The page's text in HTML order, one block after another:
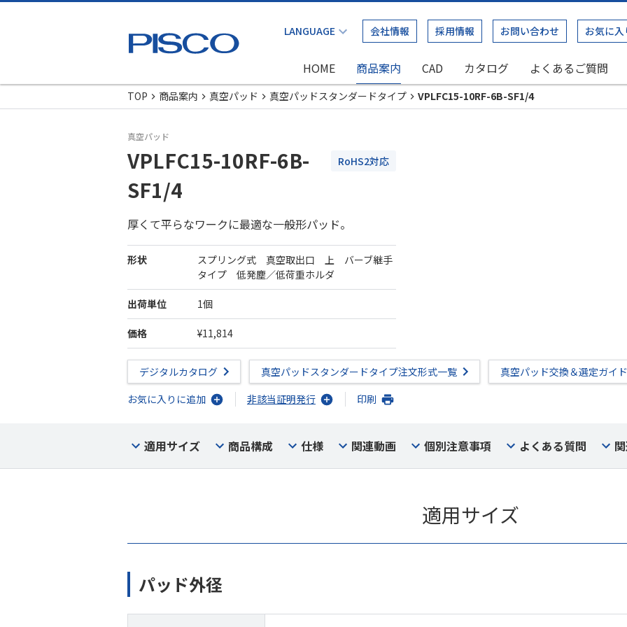
会社情報 採用情報 お問い合わせ お気に入
HOME 商品案内 CAD カタログ よくあるご質問
TOP
商品案内 真空パッド 真空パッドスタンダードタイプ VPLFC15-10RF-6B-SF1/4
真空パッド
VPLFC15-10RF-6B-
SF1/4
RoHS2対応
厚くて平らなワークに最適な一般形パッド。
形状
スプリング式 真空取出口 上 バーブ継手
タイプ 低発塵／低荷重ホルダ
出荷単位 1個
価格 ¥11,814
デジタルカタログ 真空パッドスタンダードタイプ注文形式一覧
真空パッド交換＆選定ガイド
お気に入りに追加
非該当証明発行 印刷
適用サイズ 商品構成 仕様 関連動画 個別注意事項 よくある質問
適用サイズ
パッド外径